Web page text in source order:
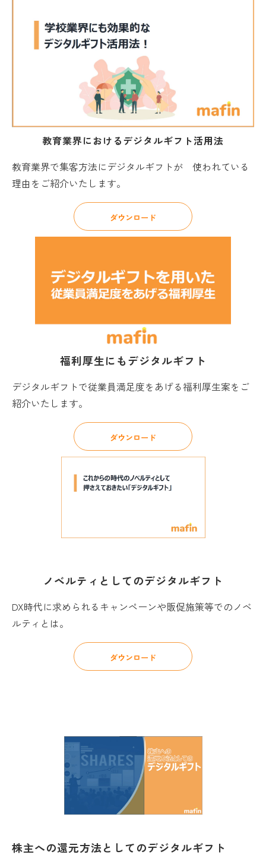
教育業界におけるデジタルギフト活用法
教育業界で集客方法にデジタルギフトが 使われている
理由をご紹介いたします。
ダウンロード
福利厚生にもデジタルギフト
デジタルギフトで従業員満足度をあげる福利厚生案をご
紹介いたします。
ダウンロード
ノベルティとしてのデジタルギフト
DX時代に求められるキャンペーンや販促施策等でのノベ
ルティとは。
ダウンロード
株主への還元方法としてのデジタルギフト